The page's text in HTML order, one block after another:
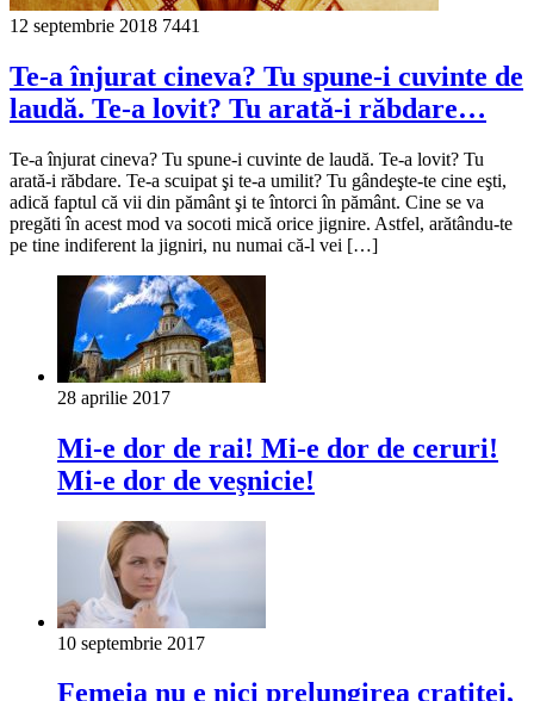
12 septembrie 2018 7441
Te-a înjurat cineva? Tu spune-i cuvinte de
laudă. Te-a lovit? Tu arată-i răbdare…
Te-a înjurat cineva? Tu spune-i cuvinte de laudă. Te-a lovit? Tu
arată-i răbdare. Te-a scuipat şi te-a umilit? Tu gândeşte-te cine eşti,
adică faptul că vii din pământ şi te întorci în pământ. Cine se va
pregăti în acest mod va socoti mică orice jignire. Astfel, arătându-te
pe tine indiferent la jigniri, nu numai că-l vei […]
28 aprilie 2017
Mi-e dor de rai! Mi-e dor de ceruri!
Mi-e dor de veşnicie!
10 septembrie 2017
Femeia nu e nici prelungirea cratiţei,